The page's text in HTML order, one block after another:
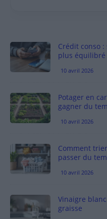
Crédit conso
plus équilibré
10 avril 2026
Potager en
gagner du
10 avril 2026
Comment
passer du
10 avril 2026
Vinaigre
graisse